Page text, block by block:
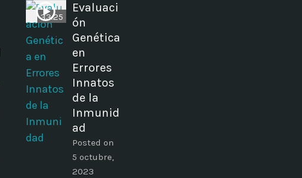
33:25
Evaluaci
ón
Genética
en
Errores
Innatos
de la
Inmunid
ad
Posted on
5 octubre,
2023